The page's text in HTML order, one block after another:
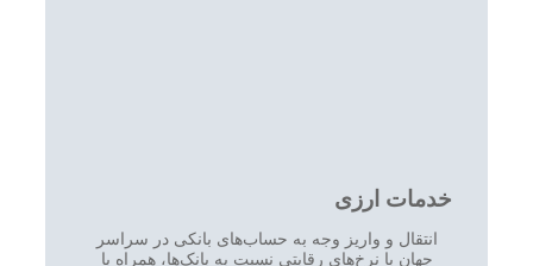
خدمات ارزی
انتقال و واریز وجه به حساب‌های بانکی در سراسر
جهان با نرخ‌های رقابتی نسبت به بانک‌ها، همراه با